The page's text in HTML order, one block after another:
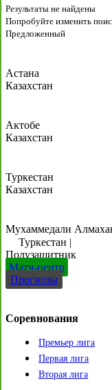
Результаты не найдены
Попробуйте изменить
Предложенный
Астана
Казахстан
Актобе
Казахстан
Туркестан
Казахстан
Мухаммедали
Туркестан |
Полузащитник
Матч-центр
Прогнозы
Соревнования
Премьер лига
Первая лига
Вторая лига